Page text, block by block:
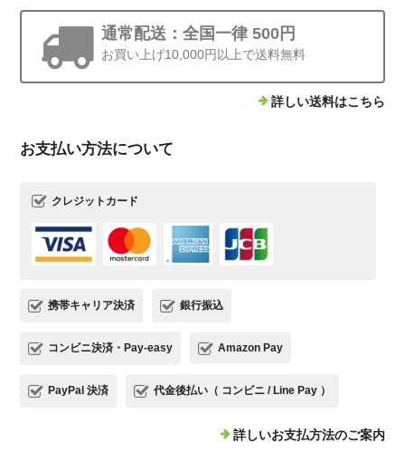
通常配送：全国一律 500円
お買い上げ10,000円以上で送料無料
詳しい送料はこちら
お支払い方法について
クレジットカード
携帯キャリア決済 銀行振込
コンビニ決済・Pay-easy Amazon Pay
PayPal 決済 代金後払い（ コンビニ / Line Pay ）
詳しいお支払方法のご案内